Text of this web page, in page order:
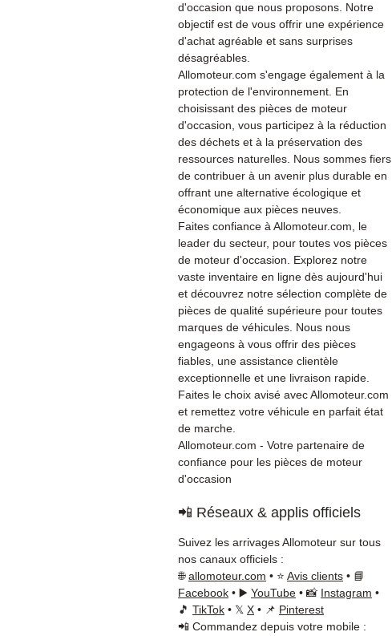
d'occasion que nous proposons. Notre
objectif est de vous offrir une expérience
d'achat agréable et sans surprises
désagréables.
Allomoteur.com s'engage également à la
protection de l'environnement. En
choisissant des pièces de moteur
d'occasion, vous participez à la réduction
des déchets et à la préservation des
ressources naturelles. Nous sommes fiers
de contribuer à un avenir plus durable en
offrant une alternative écologique et
économique aux pièces neuves.
Faites confiance à Allomoteur.com, le
leader du secteur, pour toutes vos pièces
de moteur d'occasion. Explorez notre
vaste inventaire en ligne dès aujourd'hui
et découvrez notre sélection complète de
pièces de qualité supérieure pour toutes
marques de véhicules. Nous nous
engageons à vous offrir des pièces
fiables, une assistance clientèle
exceptionnelle et une livraison rapide.
Faites le choix avisé avec Allomoteur.com
et remettez votre véhicule en parfait état
de marche.
Allomoteur.com - Votre partenaire de
confiance pour les pièces de moteur
d'occasion
📲 Réseaux & applis officiels
Suivez les arrivages Allomoteur sur tous
nos canaux officiels :
🌐allomoteur.com • ⭐ Avis clients • 📘
Facebook • ▶️ YouTube • 📸 Instagram •
🎵 TikTok • 𝕏 X • 📌 Pinterest
📲 Commandez depuis votre mobile :